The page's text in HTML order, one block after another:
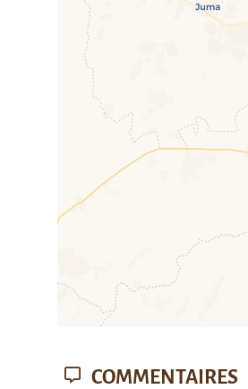
COMMENTAIRES